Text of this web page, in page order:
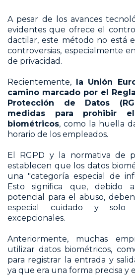
A pesar de los avances
evidentes que ofrece el
dactilar, este método no está
controversias, especialmente
de privacidad.
Recientemente, la Unión
camino marcado por el
Protección de Datos
medidas para prohibir
biométricos, como la huella
horario de los empleados.
El RGPD y la normativa de
establecen que los datos
una "categoría especial de
Esto significa que, debido
potencial para el abuso,
especial cuidado y solo
excepcionales.
Anteriormente, muchas
utilizar datos biométricos,
para registrar la entrada y
ya que era una forma precisa y